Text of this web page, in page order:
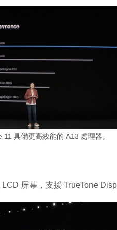
11 具備更高效能的 A13 處理器。
屏幕，支援 TrueTone